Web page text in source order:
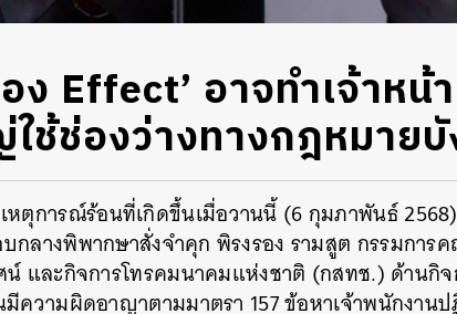
ง Effect’ อาจทำเจ้าหน้
ช้ช่องว่างทางกฎหมาย
หตุการณ์ร้อนที่เกิดขึ้นเมื่อวานนี้ (6 กุมภาพันธ์
ลางพิพากษาสั่งจำคุก พิรงรอง รามสูต กรรมการค
น์ และกิจการโทรคมนาคมแห่งชาติ (กสทช.) ด้านกิจ
ความผิดอาญาตามมาตรา 157 ข้อหาเจ้าพนักงาน